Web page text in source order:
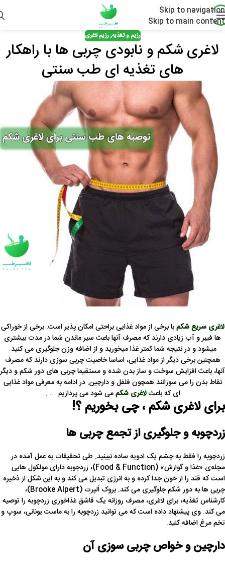
Skip to navigation
Skip to main content
رژیم و تغذیه,رژیم لاغری
لاغری شکم و نابودی چربی ها با راهکار
های تغذیه ای طب سنتی
لاغری سریع شکمبا برخی از مواد غذایی براحتی امکان پذیر است. برخی از خوراکی
ها فیبر و آب زیادی دارند که مصرف آنها باعث سیر ماندن شما در مدت بیشتری
میشود و در نتیجه شما کمتر غذا میخورید و از اضافه وزن جلوگیری می کنید.
همچنین برخی دیگر از مواد غذایی، اساسا خاصیت چربی سوزی دارند که مصرف
آنها، باعث افزایش سوخت و ساز بدن شده و مستقیما چربی های دور شکم و دیگر
نقاط بدن را می سوزانند همچون فلفل و دارچین. در ادامه به معرفی مواد غذایی
ای که باعثلاغری شکممی شود می پردازیم … .
برای لاغری شکم ، چی بخوریم ؟!
زردچوبه و جلوگیری از تجمع چربی ها
زردچوبه را فقط به چشم یک ادویه ساده نبینید. طی تحقیقات به عمل آمده در
مجله‌ی «غذا و گوارش» (Food & Function)، زردچوبه دارای مولکول هایی
است که قند را از خون جدا کرده و به انرژی تبدیل می کند و به این شکل از ذخیره
چربی ها به دور شکم جلوگیری می کند. بروک اَلپرت (Brooke Alpert)،
کارشناس تغذیه، برای لاغری، مصرف روزانه یک قاشق غذاخوری زردچوبه را توصیه
می کند. وی پیشنهاد داده است که می توانید زردچوبه را به ماست یونانی، سوپ و
تخم مرغ اضافه کنید.
دارچین و خواص چربی سوزی آن